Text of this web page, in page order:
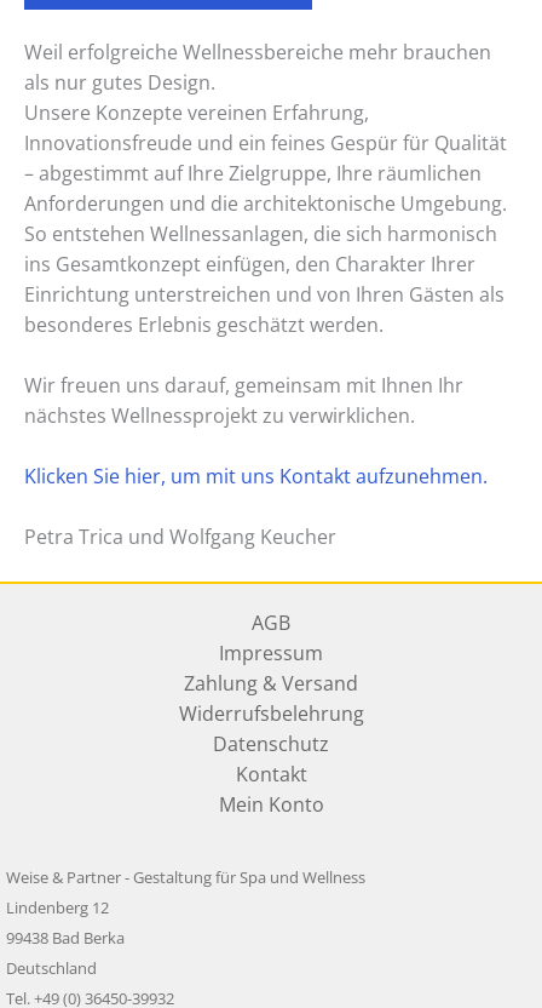
Weil erfolgreiche Wellnessbereiche mehr brauchen
als nur gutes Design.
Unsere Konzepte vereinen Erfahrung,
Innovationsfreude und ein feines Gespür für Qualität
– abgestimmt auf Ihre Zielgruppe, Ihre räumlichen
Anforderungen und die architektonische Umgebung.
So entstehen Wellnessanlagen, die sich harmonisch
ins Gesamtkonzept einfügen, den Charakter Ihrer
Einrichtung unterstreichen und von Ihren Gästen als
besonderes Erlebnis geschätzt werden.
Wir freuen uns darauf, gemeinsam mit Ihnen Ihr
nächstes Wellnessprojekt zu verwirklichen.
Klicken Sie hier, um mit uns Kontakt aufzunehmen.
Petra Trica und Wolfgang Keucher
AGB
Impressum
Zahlung & Versand
Widerrufsbelehrung
Datenschutz
Kontakt
Mein Konto
Weise & Partner - Gestaltung für Spa und Wellness
Lindenberg 12
99438 Bad Berka
Deutschland
Tel. +49 (0) 36450-39932